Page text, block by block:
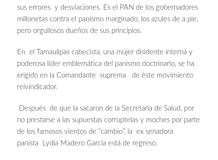
sus errores y desviaciones. Es el PAN de los gobernadores
millonetas contra el panismo marginado, los azules de a pie,
pero orgullosos dueños de sus principios.
En el Tamaulipas cabecista, una mujer disidente interna y
poderosa líder emblemática del panismo doctrinario, se ha
erigido en la Comandante suprema de éste movimiento
reivindicador.
Después de que la sacaron de la Secretaría de Salud, por
no prestarse a las supuestas corruptelas y moches por parte
de los famosos vientos de “cambio”, la ex senadora
panista Lydia Madero García está de regreso.